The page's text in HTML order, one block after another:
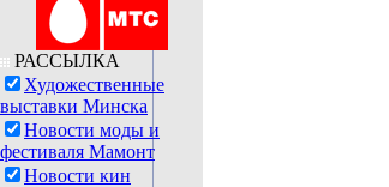
РАССЫЛКА
Художественные
выставки Минска
Новости моды и
фестиваля Мамонт
Новости кин